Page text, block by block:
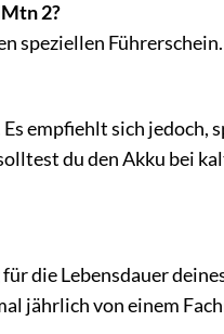
2?
speziellen
empfiehlt sich
du den Akku bei
die Lebensdauer
jährlich von einem